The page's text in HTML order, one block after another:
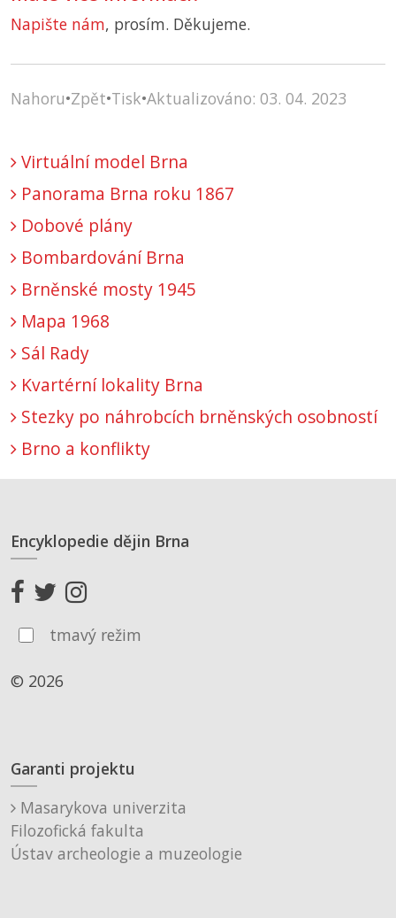
Napište nám, prosím. Děkujeme.
Nahoru•Zpět•Tisk•Aktualizováno: 03. 04. 2023
Virtuální model Brna
Panorama Brna roku 1867
Dobové plány
Bombardování Brna
Brněnské mosty 1945
Mapa 1968
Sál Rady
Kvartérní lokality Brna
Stezky po náhrobcích brněnských osobností
Brno a konflikty
Encyklopedie dějin Brna
tmavý režim
© 2026
Garanti projektu
Masarykova univerzita
Filozofická fakulta
Ústav archeologie a muzeologie